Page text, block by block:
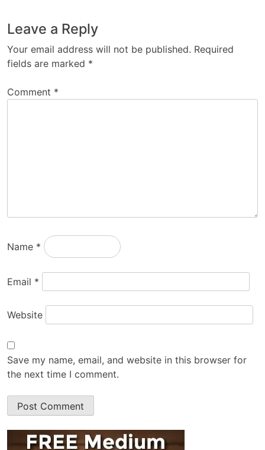
Leave a Reply
Your email address will not be published. Required
fields are marked *
Comment *
Name *
Email *
Website
Save my name, email, and website in this browser for
the next time I comment.